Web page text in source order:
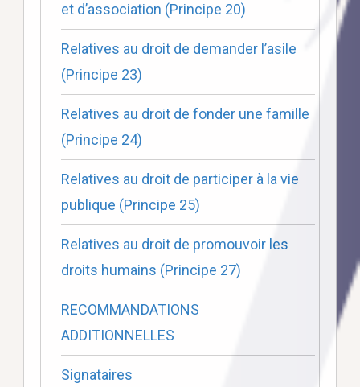
et d’association (Principe 20)
Relatives au droit de demander l’asile
(Principe 23)
Relatives au droit de fonder une famille
(Principe 24)
Relatives au droit de participer à la vie
publique (Principe 25)
Relatives au droit de promouvoir les
droits humains (Principe 27)
RECOMMANDATIONS
ADDITIONNELLES
Signataires